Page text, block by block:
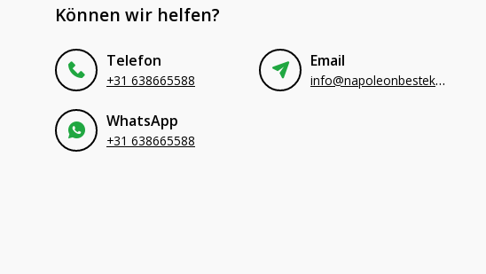
Können wir helfen?
Telefon
+31 638665588
Email
info@napoleonbestek.nl
WhatsApp
+31 638665588